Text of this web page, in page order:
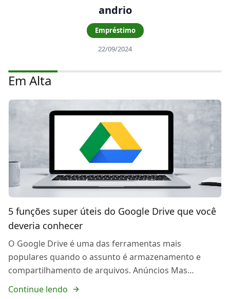
andrio
Empréstimo
22/09/2024
Em Alta
5 funções super úteis do Google Drive que você
deveria conhecer
O Google Drive é uma das ferramentas mais
populares quando o assunto é armazenamento e
compartilhamento de arquivos. Anúncios Mas…
Continue lendo